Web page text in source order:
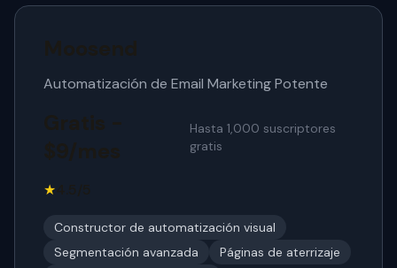
Automatización de Email Marketing Potente
Hasta 1,000 suscriptores
gratis
★
Constructor de automatización visual
Segmentación avanzada
Páginas de aterrizaje